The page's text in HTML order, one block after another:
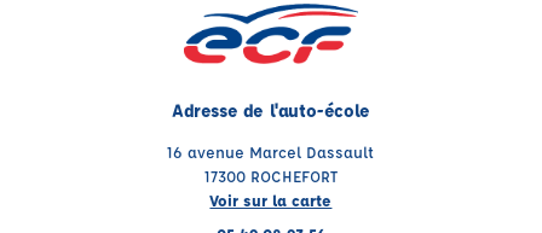
Adresse de l'auto-école
16 avenue Marcel Dassault
17300 ROCHEFORT
Voir sur la carte